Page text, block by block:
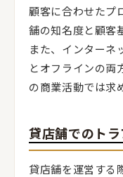
顧客に合わせたプ
舗の知名度と顧客
また、インターネ
とオフラインの両
の商業活動では求
貸店舗でのト
貸店舗を運営する